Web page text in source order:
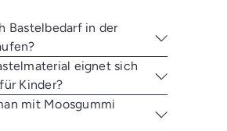
Bastelbedarf in der
eignet sich
Kinder?
mit Moosgummi